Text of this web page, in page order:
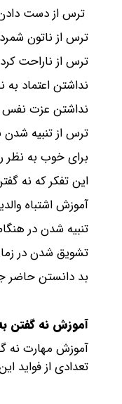
ترس از دست
ترس از ناتون
ترس از ناراحت
نداشتن اعتماد
نداشتن عزت نفس
ترس از تنبیه شدن
برای خوب به نظر
این تفکر که نه
آموزش اشتباه
تنبیه شدن در
تشویق شدن در
بد دانستن حاضر
آموزش نه گفتن
آموزش مهارت نه
تعدادی از فواید